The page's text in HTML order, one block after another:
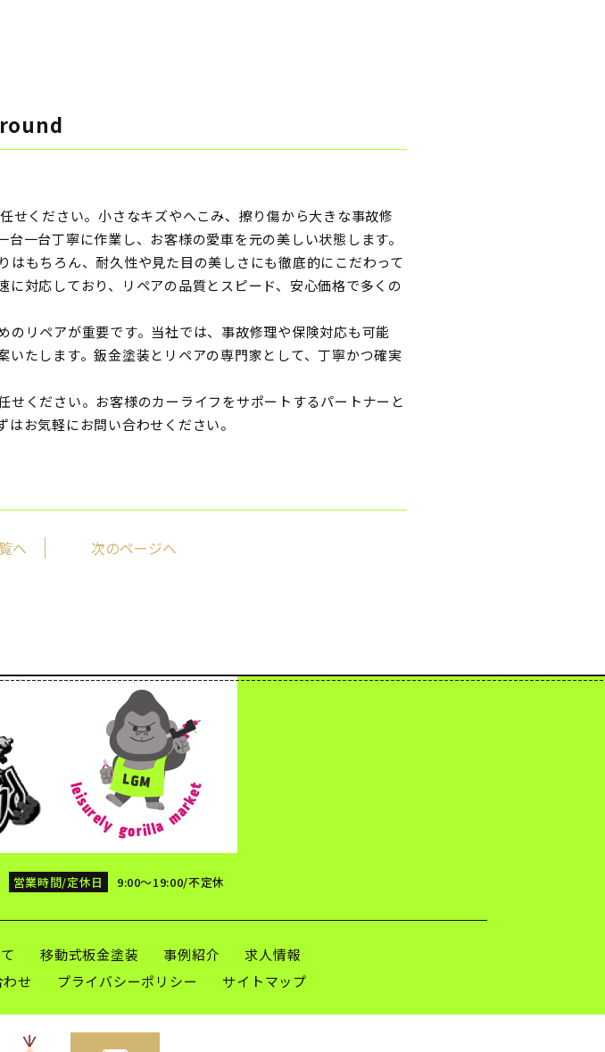
ください。小さなキズやへこみ、擦り傷から大きな事故修
一台丁寧に作業し、お客様の愛車を元の美しい状態します。
もちろん、耐久性や見た目の美しさにも徹底的にこだわって
対応しており、リペアの品質とスピード、安心価格で多くの
リペアが重要です。当社では、事故修理や保険対応も可能
たします。鈑金塗装とリペアの専門家として、丁寧かつ確実
ください。お客様のカーライフをサポートするパートナーと
お気軽にお問い合わせください。
へ 次のページへ
営業時間/定休日 9:00～19:00/不定休
移動式板金塗装 事例紹介
求人情報
せ プライバシーポリシー サイトマップ